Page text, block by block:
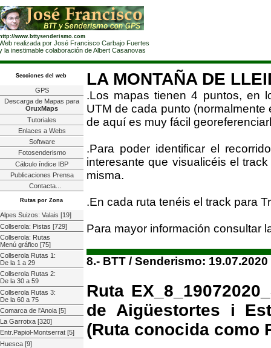
www.bttysenderismo.com
realizada por José Francisco Carbajo Fuertes
la inestimable colaboración de Albert Casanovas
Secciones del web
GPS
Descarga de Mapas para
OruxMaps
Tutoriales
Enlaces a Webs
Software
Fotosenderismo
Cálculo índice IBP
Publicaciones Prensa
Contacta...
Rutas por Zona
Alpes Suizos: Valais [19]
Collserola: Pistas [729]
Collserola: Rutas
Menú gráfico [75]
Collserola Rutas 1:
De la 1 a 29
Collserola Rutas 2:
De la 30 a 59
Collserola Rutas 3:
De la 60 a 75
Comarca de l'Anoia [5]
La Garrotxa [320]
Entr.Papiol-Montserrat [5]
Huesca [9]
LA MONTAÑA DE
.Los mapas tienen 4 puntos, en
UTM de cada punto
de aquí es muy fácil
.Para poder identificar el
interesante que visualicéis el
misma.
.En cada ruta tenéis el track para
Para mayor información consultar
8.- BTT / Senderismo: 19.07.2020
Ruta
de Aigüestortes i
(Ruta conocida como